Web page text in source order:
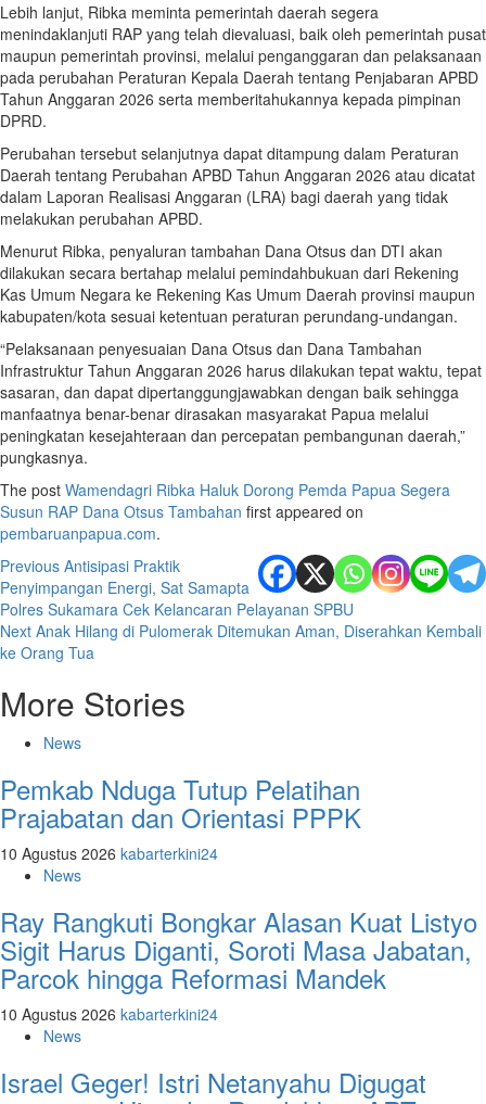
Lebih lanjut, Ribka meminta pemerintah daerah segera
menindaklanjuti RAP yang telah dievaluasi, baik oleh pemerintah pusat
maupun pemerintah provinsi, melalui penganggaran dan pelaksanaan
pada perubahan Peraturan Kepala Daerah tentang Penjabaran APBD
Tahun Anggaran 2026 serta memberitahukannya kepada pimpinan
DPRD.
Perubahan tersebut selanjutnya dapat ditampung dalam Peraturan
Daerah tentang Perubahan APBD Tahun Anggaran 2026 atau dicatat
dalam Laporan Realisasi Anggaran (LRA) bagi daerah yang tidak
melakukan perubahan APBD.
Menurut Ribka, penyaluran tambahan Dana Otsus dan DTI akan
dilakukan secara bertahap melalui pemindahbukuan dari Rekening
Kas Umum Negara ke Rekening Kas Umum Daerah provinsi maupun
kabupaten/kota sesuai ketentuan peraturan perundang-undangan.
“Pelaksanaan penyesuaian Dana Otsus dan Dana Tambahan
Infrastruktur Tahun Anggaran 2026 harus dilakukan tepat waktu, tepat
sasaran, dan dapat dipertanggungjawabkan dengan baik sehingga
manfaatnya benar-benar dirasakan masyarakat Papua melalui
peningkatan kesejahteraan dan percepatan pembangunan daerah,”
pungkasnya.
The post Wamendagri Ribka Haluk Dorong Pemda Papua Segera
Susun RAP Dana Otsus Tambahan first appeared on
pembaruanpapua.com.
Post
navigation
Previous Antisipasi Praktik
Penyimpangan Energi, Sat Samapta
Polres Sukamara Cek Kelancaran Pelayanan SPBU
Next Anak Hilang di Pulomerak Ditemukan Aman, Diserahkan Kembali
ke Orang Tua
More Stories
News
Pemkab Nduga Tutup Pelatihan
Prajabatan dan Orientasi PPPK
10 Agustus 2026 kabarterkini24
News
Ray Rangkuti Bongkar Alasan Kuat Listyo
Sigit Harus Diganti, Soroti Masa Jabatan,
Parcok hingga Reformasi Mandek
10 Agustus 2026 kabarterkini24
News
Israel Geger! Istri Netanyahu Digugat